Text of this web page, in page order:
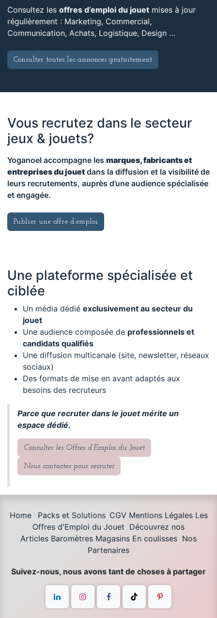
Consultez les offres d’emploi du jouet mises à jour
régulièrement : Marketing, Commercial,
Communication, Achats, Logistique, Design …
Consulter toutes les annonces gratuitement
Vous recrutez dans le secteur
jeux & jouets?
Yoganoel accompagne les marques, fabricants et
entreprises du jouet dans la diffusion et la visibilité de
leurs recrutements, auprès d’une audience spécialisée
et engagée.
Publier une offre d’emploi
Une plateforme spécialisée et
ciblée
Un média dédié exclusivement au secteur du
jouet
Une audience composée de professionnels et
candidats qualifiés
Une diffusion multicanale (site, newsletter, réseaux
sociaux)
Des formats de mise en avant adaptés aux
besoins des recruteurs
Parce que recruter dans le jouet mérite un
espace dédié.
Consulter les Offres d’Emploi du Jouet
Nous contacter pour recruter
Home Packs et Solutions CGV Mentions Légales Les
Offres d'Emploi du Jouet Découvrez nos
Articles Baromètres Magasins En coulisses Nos
Partenaires
Suivez-nous, nous avons tant de choses à partager